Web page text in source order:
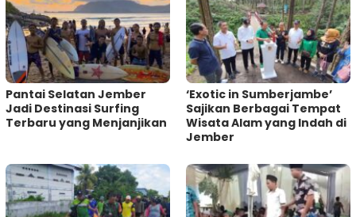
Pantai Selatan Jember
Jadi Destinasi Surfing
Terbaru yang Menjanjikan
‘Exotic in Sumberjambe’
Sajikan Berbagai Tempat
Wisata Alam yang Indah di
Jember